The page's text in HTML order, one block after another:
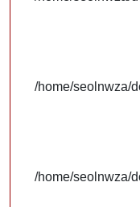
/home/seolnwza/
/home/seolnwza/